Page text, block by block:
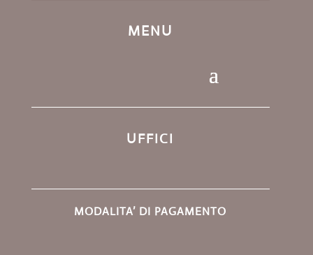
MENU
UFFICI
MODALITA’ DI PAGAMENTO